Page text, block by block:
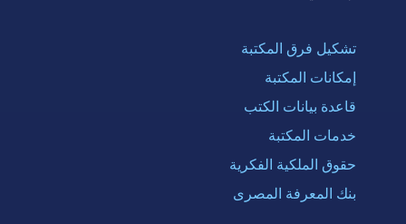
تشكيل فرق المكتبة
إمكانات المكتبة
قاعدة بيانات الكتب
خدمات المكتبة
حقوق الملكية الفكرية
بنك المعرفة المصرى